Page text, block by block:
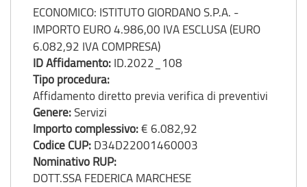
ECONOMICO: ISTITUTO GIORDANO S.P.A. -
IMPORTO EURO 4.986,00 IVA ESCLUSA (EURO
6.082,92 IVA COMPRESA)
ID Affidamento: ID.2022_108
Tipo procedura:
Affidamento diretto previa verifica di preventivi
Genere:Servizi
Importo complessivo:€ 6.082,92
Codice CUP: D34D22001460003
Nominativo RUP:
DOTT.SSA FEDERICA MARCHESE